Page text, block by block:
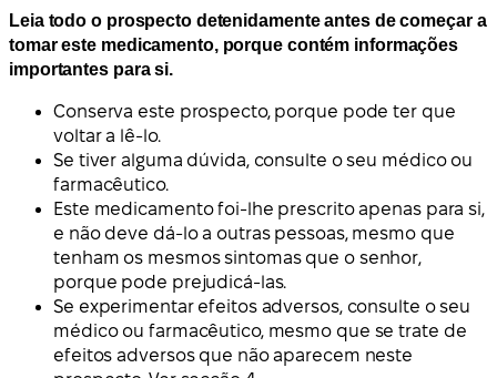
Leia todo o prospecto detenidamente antes de começar a
tomar este medicamento, porque contém informações
importantes para si.
Conserva este prospecto, porque pode ter que
voltar a lê-lo.
Se tiver alguma dúvida, consulte o seu médico ou
farmacêutico.
Este medicamento foi-lhe prescrito apenas para si,
e não deve dá-lo a outras pessoas, mesmo que
tenham os mesmos sintomas que o senhor,
porque pode prejudicá-las.
Se experimentar efeitos adversos, consulte o seu
médico ou farmacêutico, mesmo que se trate de
efeitos adversos que não aparecem neste